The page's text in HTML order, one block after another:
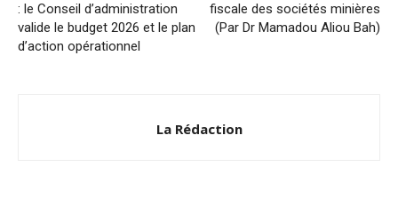
: le Conseil d’administration
valide le budget 2026 et le plan
d’action opérationnel
fiscale des sociétés minières
(Par Dr Mamadou Aliou Bah)
La Rédaction